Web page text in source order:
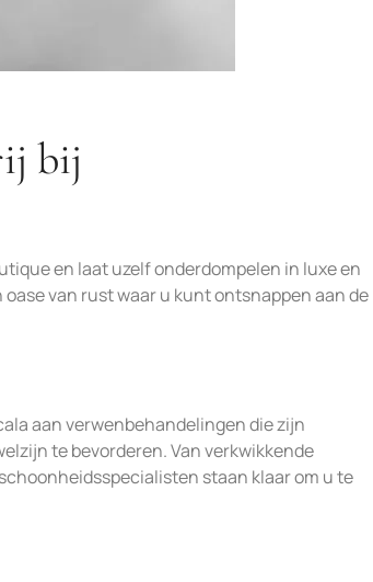
bij
en laat uzelf onderdompelen in luxe en
van rust waar u kunt ontsnappen aan de
aan verwenbehandelingen die zijn
te bevorderen. Van verkwikkende
staan klaar om u te